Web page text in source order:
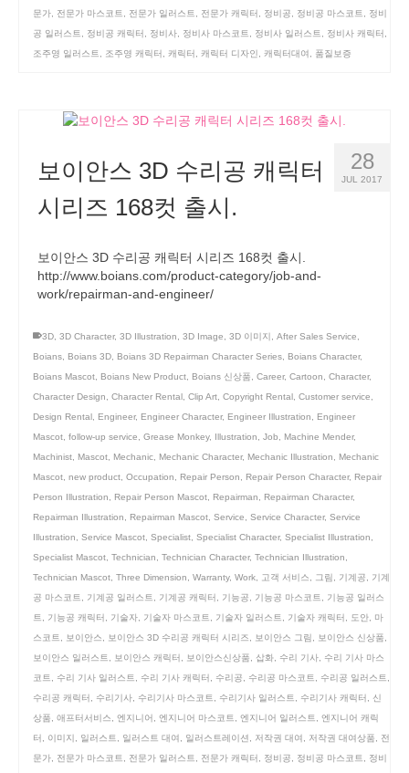
문가
전문가 마스코트 전문가 일러스트 전문가 캐릭터 정비공 정비공 마스코트
정비
공 일러스트
정비공 캐릭터 정비사 정비사 마스코트 정비사 일러스트 정비사 캐릭터
조주영 일러스트
조주영 캐릭터 캐릭터 캐릭터 디자인 캐릭터대여 품질보증
28
JUL 2017
보이안스 3D 수리공 캐릭터
시리즈 168컷 출시.
보이안스 3D 수리공 캐릭터 시리즈 168컷 출시.
http://www.boians.com/product-category/job-and-
work/repairman-and-engineer/
3D, 3D Character, 3D Illustration, 3D Image, 3D 이미지, After Sales Service,
Boians, Boians 3D, Boians 3D Repairman Character Series, Boians Character,
Boians Mascot, Boians New Product, Boians 신상품, Career, Cartoon, Character,
Character Design, Character Rental, Clip Art, Copyright Rental, Customer service,
Design Rental, Engineer, Engineer Character, Engineer Illustration, Engineer
Mascot, follow-up service, Grease Monkey, Illustration, Job, Machine Mender,
Machinist, Mascot, Mechanic, Mechanic Character, Mechanic Illustration, Mechanic
Mascot, new product, Occupation, Repair Person, Repair Person Character, Repair
Person Illustration, Repair Person Mascot, Repairman, Repairman Character,
Repairman Illustration, Repairman Mascot, Service, Service Character, Service
Illustration, Service Mascot, Specialist, Specialist Character, Specialist Illustration,
Specialist Mascot, Technician, Technician Character, Technician Illustration,
Technician Mascot, Three Dimension, Warranty, Work, 고객 서비스, 그림, 기계공, 기계
공 마스코트, 기계공 일러스트, 기계공 캐릭터, 기능공, 기능공 마스코트, 기능공 일러스
트, 기능공 캐릭터, 기술자, 기술자 마스코트, 기술자 일러스트, 기술자 캐릭터, 도안, 마
스코트, 보이안스, 보이안스 3D 수리공 캐릭터 시리즈, 보이안스 그림, 보이안스 신상품,
보이안스 일러스트, 보이안스 캐릭터, 보이안스신상품, 삽화, 수리 기사, 수리 기사 마스
코트, 수리 기사 일러스트, 수리 기사 캐릭터, 수리공, 수리공 마스코트, 수리공 일러스트,
수리공 캐릭터, 수리기사, 수리기사 마스코트, 수리기사 일러스트, 수리기사 캐릭터, 신
상품, 애프터서비스, 엔지니어, 엔지니어 마스코트, 엔지니어 일러스트, 엔지니어 캐릭
터, 이미지, 일러스트, 일러스트 대여, 일러스트레이션, 저작권 대여, 저작권 대여상품, 전
문가, 전문가 마스코트, 전문가 일러스트, 전문가 캐릭터, 정비공, 정비공 마스코트, 정비